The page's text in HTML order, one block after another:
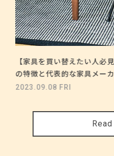
【家具を買い替えたい人必
の特徴と代表的な家具メー
2023.09.08 FRI